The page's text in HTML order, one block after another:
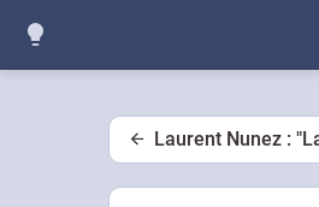
Laurent Nunez :